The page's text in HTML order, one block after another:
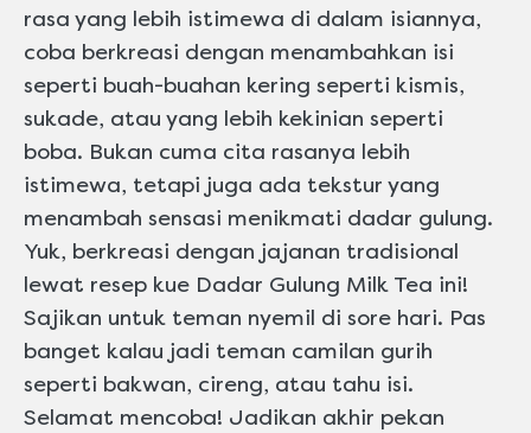
rasa yang lebih istimewa di dalam isiannya,
coba berkreasi dengan menambahkan isi
seperti buah-buahan kering seperti kismis,
sukade, atau yang lebih kekinian seperti
boba. Bukan cuma cita rasanya lebih
istimewa, tetapi juga ada tekstur yang
menambah sensasi menikmati dadar gulung.
Yuk, berkreasi dengan jajanan tradisional
lewat resep kue Dadar Gulung Milk Tea ini!
Sajikan untuk teman nyemil di sore hari. Pas
banget kalau jadi teman camilan gurih
seperti bakwan, cireng, atau tahu isi.
Selamat mencoba! Jadikan akhir pekan